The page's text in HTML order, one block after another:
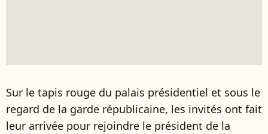
Sur le tapis rouge du palais présidentiel et sous le
regard de la garde républicaine, les invités ont fait
leur arrivée pour rejoindre le président de la